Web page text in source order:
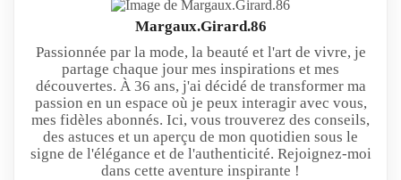
Margaux.Girard.86
Passionnée par la mode, la beauté et l'art de vivre, je
partage chaque jour mes inspirations et mes
découvertes. À 36 ans, j'ai décidé de transformer ma
passion en un espace où je peux interagir avec vous,
mes fidèles abonnés. Ici, vous trouverez des conseils,
des astuces et un aperçu de mon quotidien sous le
signe de l'élégance et de l'authenticité. Rejoignez-moi
dans cette aventure inspirante !